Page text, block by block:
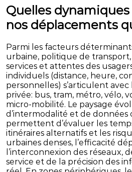
Quelles
nos déplacements
Parmi les facteurs
urbaine, politique de
services et attentes des
individuels (distance, heure,
personnelles) s’articulent
privée: bus, tram, métro, vélo,
micro-mobilité. Le paysage
d’intermodalité et de données
permettent d’évaluer les
itinéraires alternatifs et les
urbaines denses, l’efficacité
l’interconnexion des réseaux,
service et de la précision des